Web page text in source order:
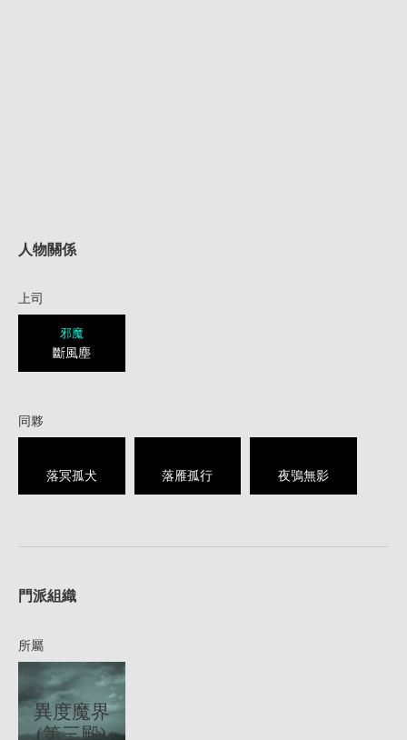
人物關係
上司
邪魔
斷風塵
同夥
落冥孤犬 落雁孤行 夜鴞無影
門派組織
所屬
異度魔界
(第三殿)